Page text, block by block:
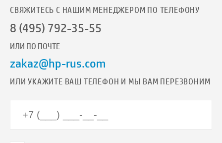
СВЯЖИТЕСЬ С НАШИМ МЕНЕДЖЕРОМ ПО ТЕЛЕФОНУ
8 (495) 792-35-55
ИЛИ ПО ПОЧТЕ
zakaz@hp-rus.com
ИЛИ УКАЖИТЕ ВАШ ТЕЛЕФОН И МЫ ВАМ ПЕРЕЗВОНИМ